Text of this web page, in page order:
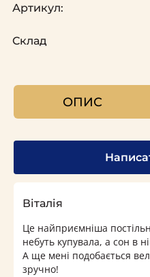
Артикул:
Склад
ОПИС
Віталія
Це найприємніша
небуть купувала, а сон в
А ще мені подобається
зручно!